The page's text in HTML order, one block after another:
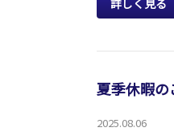
詳しく見る
夏季休暇の
2025.08.06